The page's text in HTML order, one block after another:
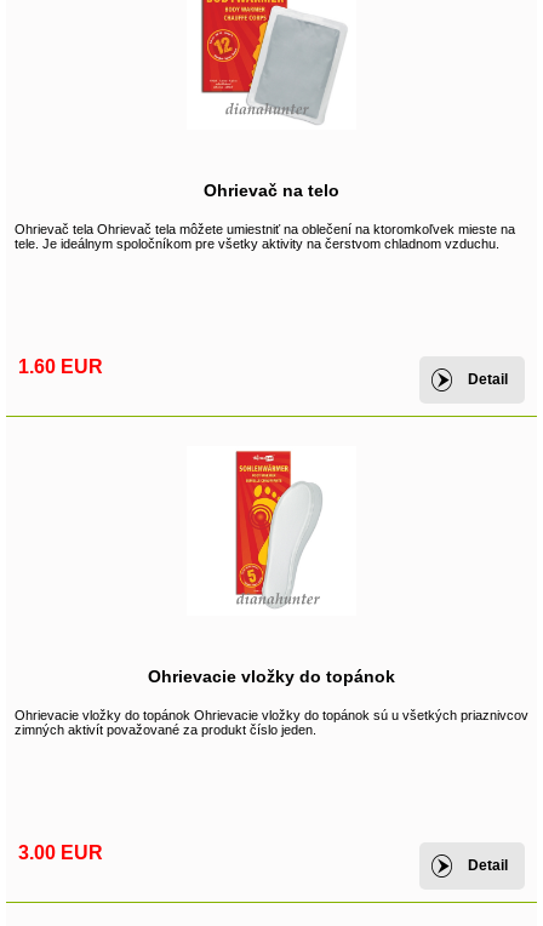
Ohrievač na telo
Ohrievač tela Ohrievač tela môžete umiestniť na oblečení na ktoromkoľvek mieste na
tele. Je ideálnym spoločníkom pre všetky aktivity na čerstvom chladnom vzduchu.
1.60 EUR
Detail
Ohrievacie vložky do topánok
Ohrievacie vložky do topánok Ohrievacie vložky do topánok sú u všetkých priaznivcov
zimných aktivít považované za produkt číslo jeden.
3.00 EUR
Detail